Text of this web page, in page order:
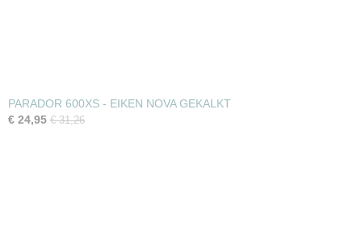
PARADOR 600XS - EIKEN NOVA GEKALKT
€ 24,95 € 31,26